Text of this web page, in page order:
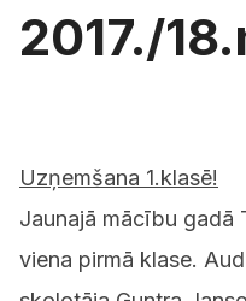
2017./
Uzņemšana 1.klasē!
Jaunajā mācību gadā
viena pirmā klase.